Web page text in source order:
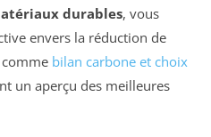
durables, vous
envers la réduction de
bilan carbone et choix
un aperçu des meilleures